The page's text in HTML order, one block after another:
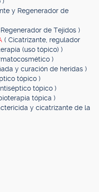
y Regenerador de
de Tejidos )
( Cicatrizante, regulador
(uso tópico) )
)
y curación de heridas )
tópico )
tópico )
tópica )
y cicatrizante de la